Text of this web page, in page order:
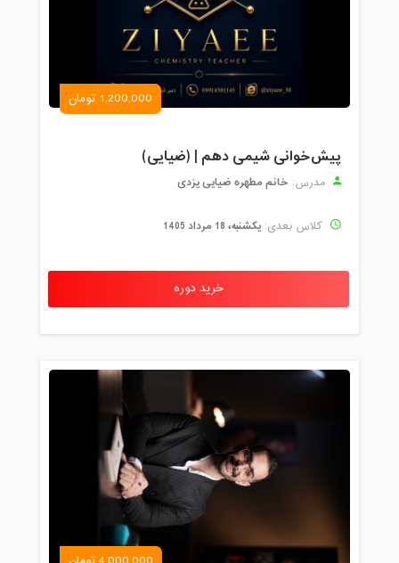
1,200,000 تومان
پیش‌خوانی شیمی دهم | (ضیایی)
مدرس: خانم مطهره ضیایی یزدی
کلاس بعدی: یکشنبه، 18 مرداد 1405
خرید دوره